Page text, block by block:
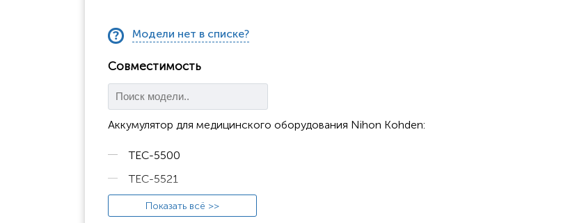
Модели нет в списке?
Совместимость
Аккумулятор для медицинского оборудования Nihon Kohden:
TEC-5500
TEC-5521
TEC-5531
Показать всё >>